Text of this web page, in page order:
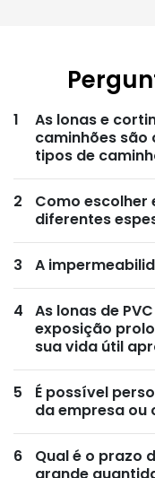
1
As lonas e
caminhões
tipos de
2
Como escolher
diferentes
3 A
4
As lonas de
exposição
sua vida útil
5
É possível
da empresa ou
6
Qual é o prazo
grande